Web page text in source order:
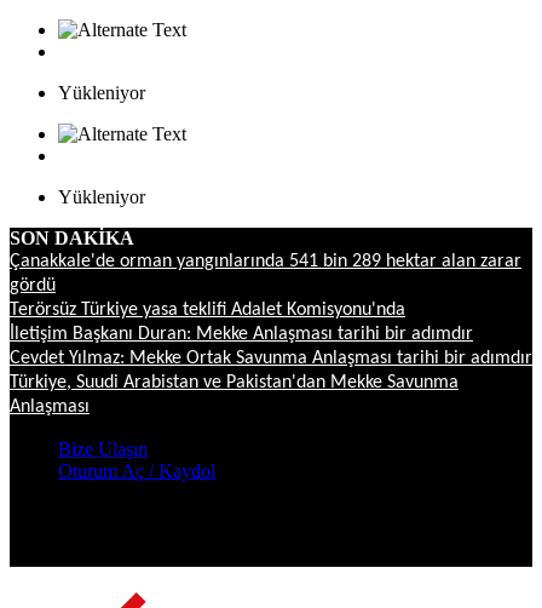
Yükleniyor
Yükleniyor
SON DAKİKA
Çanakkale'de orman yangınlarında 541 bin 289 hektar alan zarar
gördü
Terörsüz Türkiye yasa teklifi Adalet Komisyonu'nda
İletişim Başkanı Duran: Mekke Anlaşması tarihi bir adımdır
Cevdet Yılmaz: Mekke Ortak Savunma Anlaşması tarihi bir adımdır
Türkiye, Suudi Arabistan ve Pakistan'dan Mekke Savunma
Anlaşması
Bize Ulaşın
Oturum Aç / Kaydol